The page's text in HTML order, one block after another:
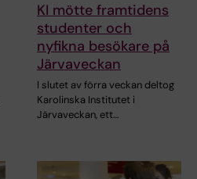
KI mötte framtidens
studenter och
nyfikna besökare på
Järvaveckan
I slutet av förra veckan deltog
Karolinska Institutet i
Järvaveckan, ett…